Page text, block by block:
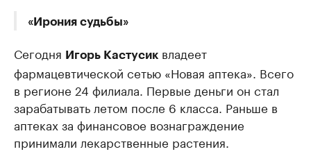
«Ирония судьбы»
Сегодня Игорь Кастусик владеет
фармацевтической сетью «Новая аптека». Всего
в регионе 24 филиала. Первые деньги он стал
зарабатывать летом после 6 класса. Раньше в
аптеках за финансовое вознаграждение
принимали лекарственные растения.